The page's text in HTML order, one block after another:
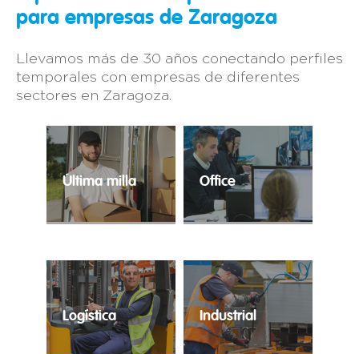
para empresas de Zaragoza
Llevamos más de 30 años conectando perfiles
temporales con empresas de diferentes
sectores en Zaragoza.
Última milla
El e-commerce ha
alcanzado cuotas
profesionales expertos
en la distribución
puerta a puerta.
Office
Contratación ágil para
la cobertura de
administrativos.
Logística
Trabajo temporal para
Industrial
Tu industria en las